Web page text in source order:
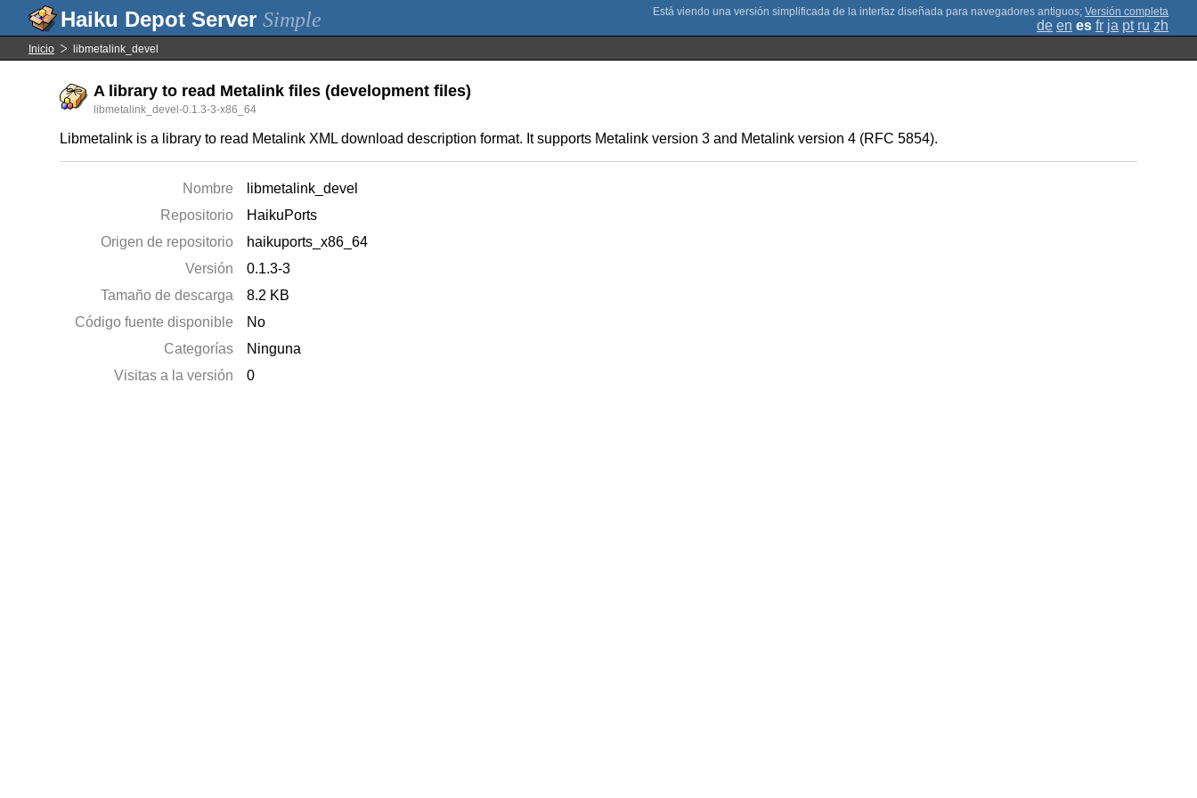
Simple ; Versión completa
de en es fr ja pt ru zh
Inicio libmetalink_devel
A library to read Metalink files (development files)
libmetalink_devel-0.1.3-3-x86_64
Libmetalink is a library to read Metalink XML download description format. It supports Metalink version 3 and Metalink version 4 (RFC 5854).
Nombre
libmetalink_devel
Repositorio
HaikuPorts
Origen de repositorio
haikuports_x86_64
Versión
0.1.3-3
Tamaño de descarga
8.2 KB
Código fuente disponible
No
Categorías
Ninguna
Visitas a la versión
0